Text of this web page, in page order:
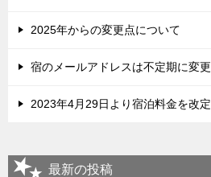
2025年からの変更点について
宿のメールアドレスは不定期に変更
2023年4月29日より宿泊料金を改定
最新の投稿